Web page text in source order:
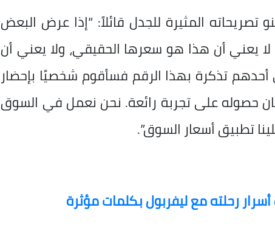
تصريحاته المثيرة للجدل قائلاً: “إذا عرض البعض
لا يعني أن هذا هو سعرها الحقيقي، ولا يعني أن
تذكرة بهذا الرقم فسأقوم شخصيًا بإحضار
حصوله على تجربة رائعة. نحن نعمل في السوق
تطبيق أسعار السوق”.
رحلته مع ليفربول بكلمات مؤثرة